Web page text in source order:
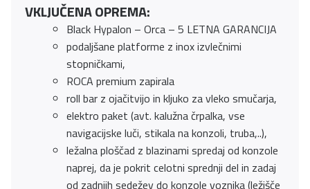
VKLJUČENA OPREMA:
Black Hypalon – Orca – 5 LETNA GARANCIJA
podaljšane platforme z inox izvlečnimi
stopničkami,
ROCA premium zapirala
roll bar z ojačitvijo in kljuko za vleko smučarja,
elektro paket (avt. kalužna črpalka, vse
navigacijske luči, stikala na konzoli, truba,..),
ležalna ploščad z blazinami spredaj od konzole
naprej, da je pokrit celotni sprednji del in zadaj
od zadnjih sedežev do konzole voznika (ležišče